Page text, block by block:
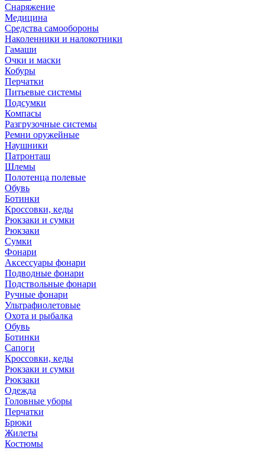
Снаряжение
Медицина
Средства самообороны
Наколенники и налокотники
Гамаши
Очки и маски
Кобуры
Перчатки
Питьевые системы
Подсумки
Компасы
Разгрузочные системы
Ремни оружейные
Наушники
Патронташ
Шлемы
Полотенца полевые
Обувь
Ботинки
Кроссовки, кеды
Рюкзаки и сумки
Рюкзаки
Сумки
Фонари
Аксессуары фонари
Подводные фонари
Подствольные фонари
Ручные фонари
Ультрафиолетовые
Охота и рыбалка
Обувь
Ботинки
Сапоги
Кроссовки, кеды
Рюкзаки и сумки
Рюкзаки
Одежда
Головные уборы
Перчатки
Брюки
Жилеты
Костюмы